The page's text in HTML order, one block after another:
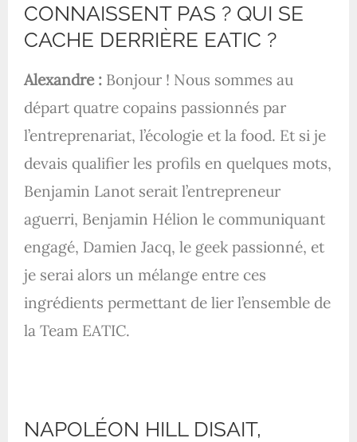
CONNAISSENT PAS ? QUI SE
CACHE DERRIÈRE EATIC ?
Alexandre : Bonjour ! Nous sommes au
départ quatre copains passionnés par
l’entreprenariat, l’écologie et la food. Et si je
devais qualifier les profils en quelques mots,
Benjamin Lanot serait l’entrepreneur
aguerri, Benjamin Hélion le communiquant
engagé, Damien Jacq, le geek passionné, et
je serai alors un mélange entre ces
ingrédients permettant de lier l’ensemble de
la Team EATIC.
NAPOLÉON HILL DISAIT,